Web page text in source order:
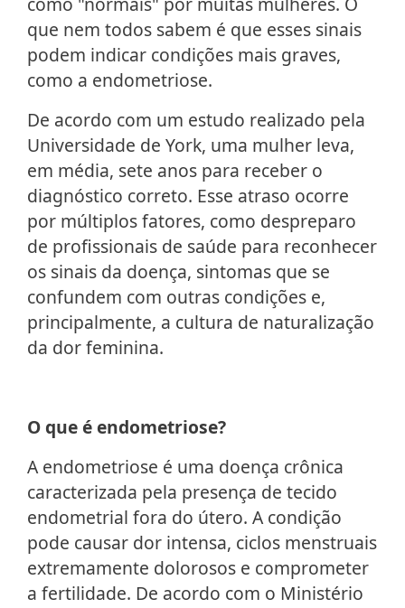
que nem todos sabem é que esses sinais
podem indicar condições mais graves,
como a endometriose.
De acordo com um estudo realizado pela
Universidade de York, uma mulher leva,
em média, sete anos para receber o
diagnóstico correto. Esse atraso ocorre
por múltiplos fatores, como despreparo
de profissionais de saúde para reconhecer
os sinais da doença, sintomas que se
confundem com outras condições e,
principalmente, a cultura de naturalização
da dor feminina.
O que é endometriose?
A endometriose é uma doença crônica
caracterizada pela presença de tecido
endometrial fora do útero. A condição
pode causar dor intensa, ciclos menstruais
extremamente dolorosos e comprometer
a fertilidade. De acordo com o Ministério